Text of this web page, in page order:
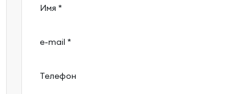
Имя *
e-mail *
Телефон